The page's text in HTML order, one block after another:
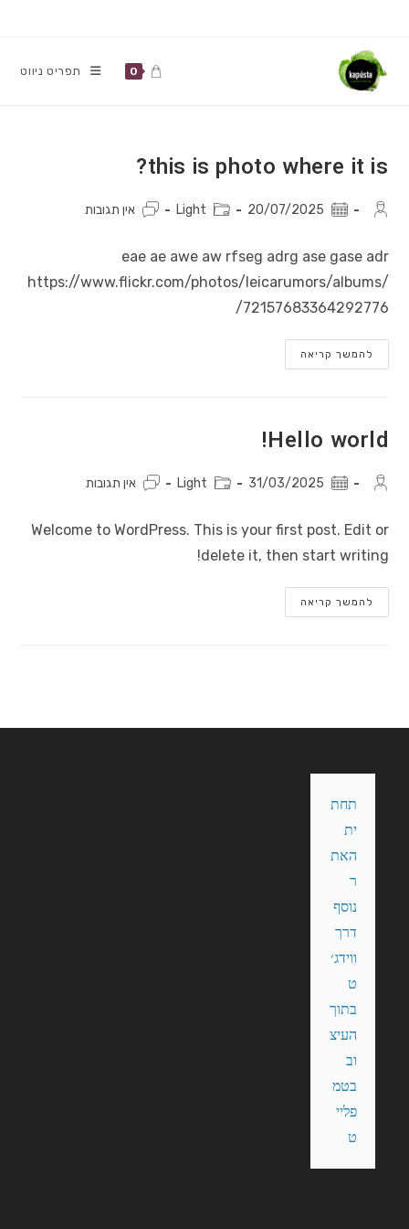
content
0 תפריט ניווט
this is photo where it is?
מחבר: פורסם:20/07/2025 קטגוריה:
Light תגובות:אין תגובות
eae ae awe aw rfseg adrg ase gase adr
https://www.flickr.com/photos/leicarumors/albums/
72157683364292776/
להמשך קריאה
Is
Hello world!
מחבר: פורסם:31/03/2025 קטגוריה:
Light תגובות:אין תגובות
Welcome to WordPress. This is your first post. Edit or
delete it, then start writing!
להמשך קריאה
World!
תחת
האת
ווידג׳
העיצ
בטמ
פליי
ט